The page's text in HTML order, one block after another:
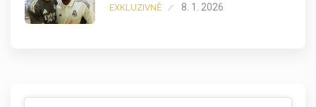
EXKLUZIVNĚ 8. 1. 2026